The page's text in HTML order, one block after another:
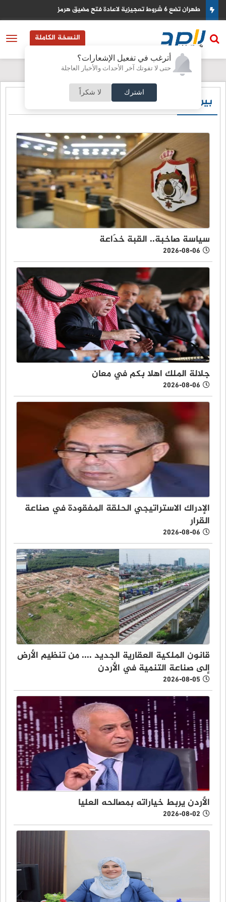
أترغب في تفعيل الإشعارات؟
حتى لا تفوتك آخر الأحداث والأخبار العاجلة
اشترك لا شكراً
طهران تضع 6 شروط تعجيزية لاعادة فتح مضيق هرمز
النسخة الكاملة
بين السطور
سياسة صاخبة.. القبة خدّاعة
2026-08-06
جلالة الملك اهلا بكم في معان
2026-08-06
الإدراك الاستراتيجي الحلقة المفقودة في صناعة
القرار
2026-08-06
قانون الملكية العقارية الجديد .... من تنظيم الأرض
إلى صناعة التنمية في الأردن
2026-08-05
الأردن يربط خياراته بمصالحه العليا
2026-08-02